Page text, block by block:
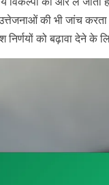
उत्तेजनाओं की भी जांच
को बढ़ावा देने के